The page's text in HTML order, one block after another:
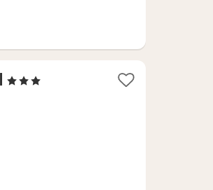
1
, 3 Stjerner